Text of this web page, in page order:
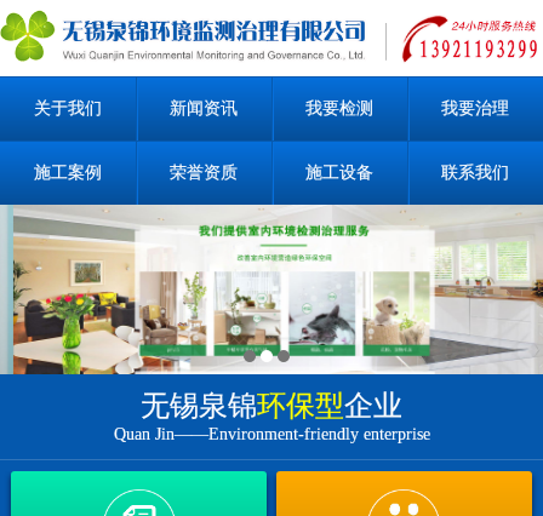
关于我们 新闻资讯 我要检测 我要治理
施工案例 荣誉资质 施工设备 联系我们
无锡泉锦环保型企业
Quan Jin——Environment-friendly enterprise